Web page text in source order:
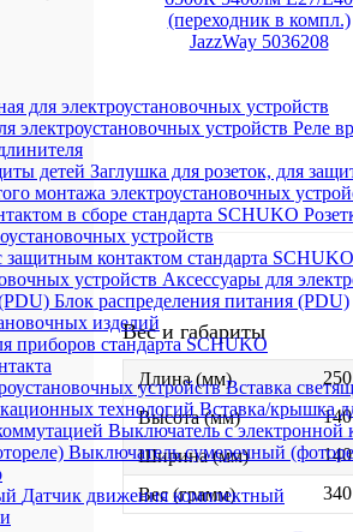
для электроустановочных устройств
Реле
Заглушка для розеток, для
устройств
защитным контактом стандарта SCHUKO
Аксессуары для
Блок распределения питания (PDU)
изделий
приборов стандарта SCHUKO
Вставка
Вставка/крышка
Выключатель с электронной
Выключатель сумеречный
Датчик движения комплектный
Вес и габариты
Длина (мм)
250
Высота (мм)
140
Ширина (мм)
140
Вес (грамм)
340